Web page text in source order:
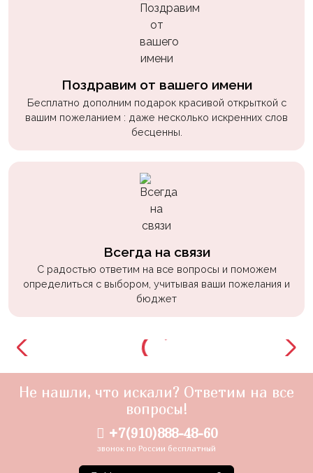
Поздравим от вашего имени
Бесплатно дополним подарок красивой открыткой с
вашим пожеланием : даже несколько искренних слов
бесценны.
Всегда на связи
С радостью ответим на все вопросы и поможем
определиться с выбором, учитывая ваши пожелания и
бюджет
Не нашли, что искали? Ответим на все
вопросы!
+7(910)888-48-60
звонок по России бесплатный